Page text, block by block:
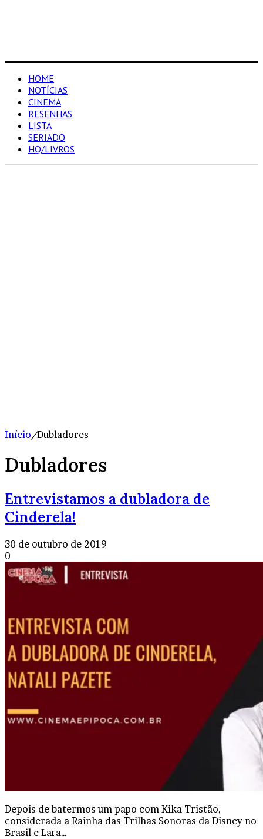
HOME
NOTÍCIAS
CINEMA
RESENHAS
LISTA
SERIADO
HQ/LIVROS
Início/Dubladores
Dubladores
Entrevistamos a dubladora de
Cinderela!
30 de outubro de 2019
0
Depois de batermos um papo com Kika Tristão,
considerada a Rainha das Trilhas Sonoras da Disney no
Brasil e Lara…